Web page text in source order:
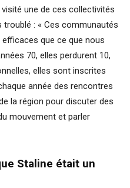
une de ces collectivités
: « Ces communautés
que ce que nous
70, elles perdurent 10,
elles sont inscrites
année des rencontres
la région pour discuter des
mouvement et parler
Staline était un